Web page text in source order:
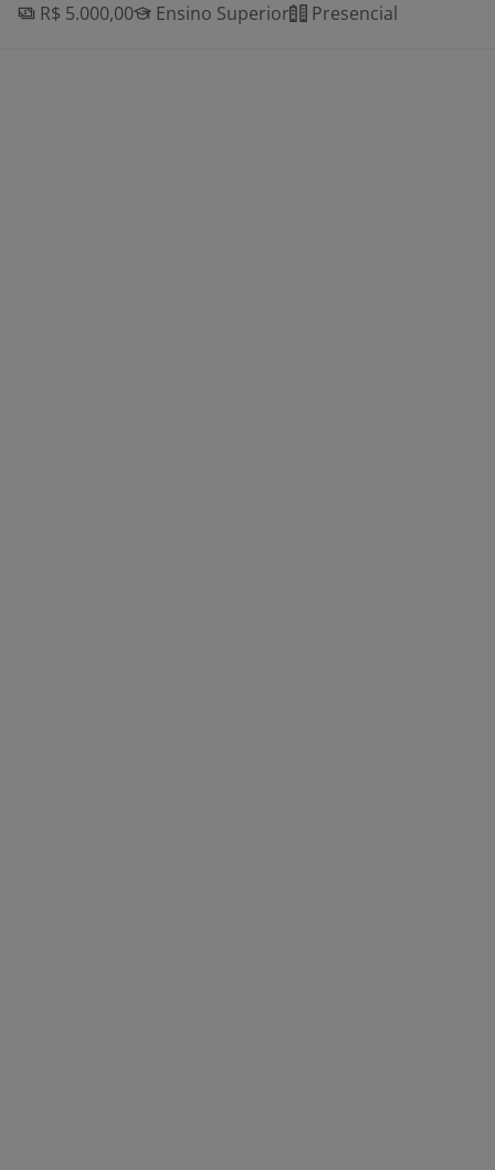
R$ 5.000,00
Ensino Superior Presencial